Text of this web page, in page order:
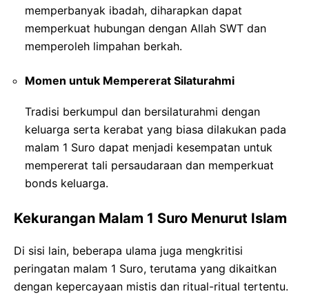
memperbanyak ibadah, diharapkan dapat
memperkuat hubungan dengan Allah SWT dan
memperoleh limpahan berkah.
Momen untuk Mempererat Silaturahmi
Tradisi berkumpul dan bersilaturahmi dengan
keluarga serta kerabat yang biasa dilakukan pada
malam 1 Suro dapat menjadi kesempatan untuk
mempererat tali persaudaraan dan memperkuat
bonds keluarga.
Kekurangan Malam 1 Suro Menurut Islam
Di sisi lain, beberapa ulama juga mengkritisi
peringatan malam 1 Suro, terutama yang dikaitkan
dengan kepercayaan mistis dan ritual-ritual tertentu.